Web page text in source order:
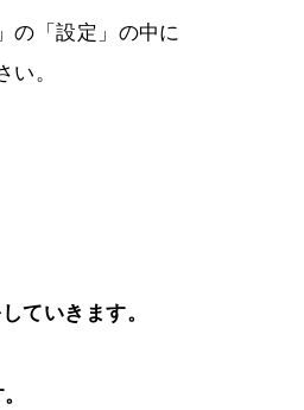
の「設定」の中に
い。
ていきます。